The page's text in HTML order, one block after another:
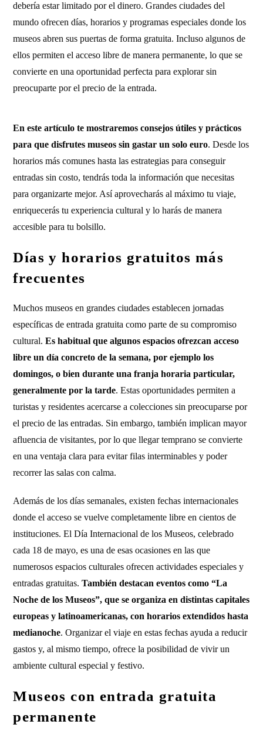
debería estar limitado por el dinero. Grandes ciudades del
mundo ofrecen días, horarios y programas especiales donde los
museos abren sus puertas de forma gratuita. Incluso algunos de
ellos permiten el acceso libre de manera permanente, lo que se
convierte en una oportunidad perfecta para explorar sin
preocuparte por el precio de la entrada.
En este artículo te mostraremos consejos útiles y prácticos
para que disfrutes museos sin gastar un solo euro. Desde los
horarios más comunes hasta las estrategias para conseguir
entradas sin costo, tendrás toda la información que necesitas
para organizarte mejor. Así aprovecharás al máximo tu viaje,
enriquecerás tu experiencia cultural y lo harás de manera
accesible para tu bolsillo.
Días y horarios gratuitos más
frecuentes
Muchos museos en grandes ciudades establecen jornadas
específicas de entrada gratuita como parte de su compromiso
cultural.Es habitual que algunos espacios ofrezcan acceso
libre un día concreto de la semana, por ejemplo los
domingos, o bien durante una franja horaria particular,
generalmente por la tarde. Estas oportunidades permiten a
turistas y residentes acercarse a colecciones sin preocuparse por
el precio de las entradas. Sin embargo, también implican mayor
afluencia de visitantes, por lo que llegar temprano se convierte
en una ventaja clara para evitar filas interminables y poder
recorrer las salas con calma.
Además de los días semanales, existen fechas internacionales
donde el acceso se vuelve completamente libre en cientos de
instituciones. El Día Internacional de los Museos, celebrado
cada 18 de mayo, es una de esas ocasiones en las que
numerosos espacios culturales ofrecen actividades especiales y
entradas gratuitas.También destacan eventos como “La
Noche de los Museos”, que se organiza en distintas capitales
europeas y latinoamericanas, con horarios extendidos hasta
medianoche. Organizar el viaje en estas fechas ayuda a reducir
gastos y, al mismo tiempo, ofrece la posibilidad de vivir un
ambiente cultural especial y festivo.
Museos con entrada gratuita
permanente